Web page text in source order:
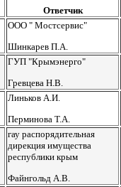
Ответчик
ООО " Мостсервис"
Шинкарев П.А.
ГУП "Крымэнерго"
Гревцева Н.В.
Линьков А.И.
Перминова Т.А.
гау распорядительная
дирекция имущества
республики крым
Файнгольд А.В.